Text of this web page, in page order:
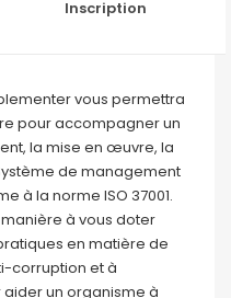
Inscription
vous permettra
pour accompagner un
la mise en œuvre, la
de management
à la norme ISO 37001.
à vous doter
en matière de
corruption et à
un organisme à